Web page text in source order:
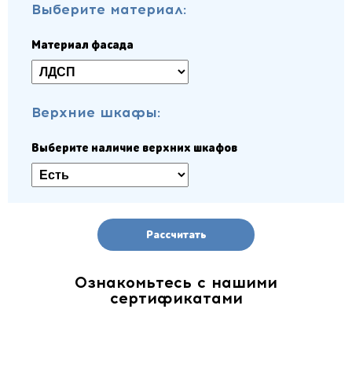
Выберите материал:
Материал фасада
Верхние шкафы:
Выберите наличие верхних шкафов
Рассчитать
Ознакомьтесь с нашими
сертификатами